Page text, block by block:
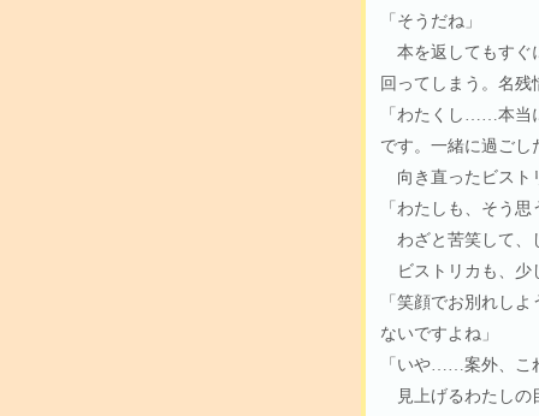
「そうだね」
本を返してもすぐ
回ってしまう。名
「わたくし……本当
です。一緒に過ごし
向き直ったビスト
「わたしも、そう
わざと苦笑して、
ビストリカも、少
「笑顔でお別れし
ないですよね」
「いや……案外、こ
見上げるわたしの